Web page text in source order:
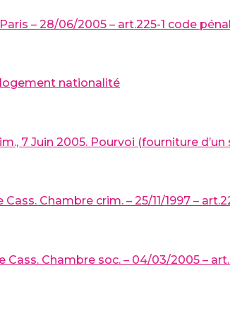
– 28/06/2005 – art.225-1 code
logement nationalité
7 Juin 2005. Pourvoi (fourniture
Cass. Chambre crim. – 25/11/1997 –
Cass. Chambre soc. – 04/03/2005 –